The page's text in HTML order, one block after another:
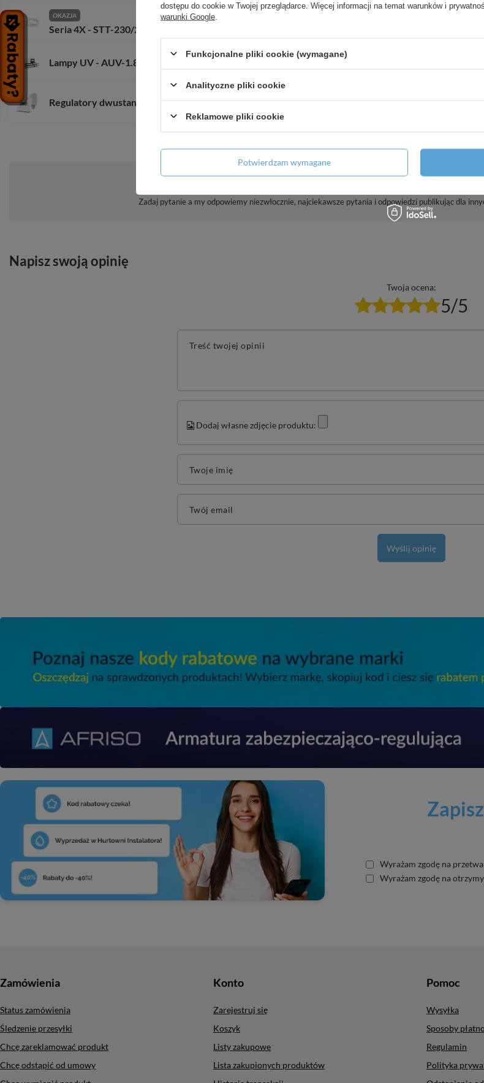
OKAZJA
Seria 4X - STT-230/2 T M30x1.5
Lampy UV - AUV-1.81S
Regulatory dwustanowe - T-2.2 czarny
Zadaj pytanie a my odpowiemy niezwłocznie, najciekawsze pytania i odpowiedzi publikując dla
Napisz swoją opinię
Twoja ocena:
5/5
Treść twojej opinii
Dodaj własne zdjęcie produktu:
Twoje imię
Twój email
Wyślij opinię
Wyrażam zgodę na
Wyrażam zgodę na
Zamówienia
Status zamówienia
Śledzenie przesyłki
Chcę zareklamować produkt
Chcę odstąpić od umowy
Konto
Zarejestruj się
Koszyk
Listy zakupowe
Lista zakupionych produktów
Pomoc
Wysyłka
Sposoby
Regulamin
Polityka
dostępu do cookie w Twojej przeglądarce. Więcej informacji na temat warunków i
warunki Google
Funkcjonalne pliki cookie (wymagane)
Analityczne pliki cookie
Reklamowe pliki cookie
Potwierdzam wymagane